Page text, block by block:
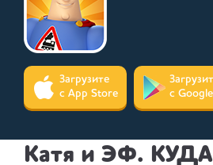
Загрузите
с App Store
с
Катя и ЭФ.